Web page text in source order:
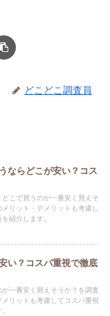
どこどこ調査員
ならどこが安い？コス
こで買うのが一番安く買えそ
リット・デメリットも考慮し
紹介します。
い？コスパ重視で徹底
一番安く買えそうか？を調査
リットも考慮してコスパ重視